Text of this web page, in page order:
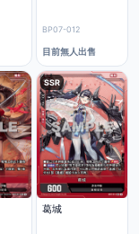
BP07-012
目前無人出售
SSR
葛城